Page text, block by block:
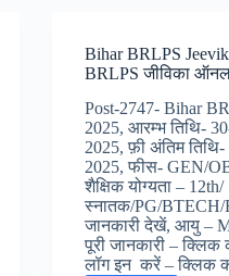
Online
Form
2025:
राजस्थान
पुलिस
सब
इंस्पेक्टर
जॉब
अलर्ट
Bihar BRLPS
BRLPS जीविका
Post-2747- Bihar
2025, आरम्भ तिथि-
2025, फ़ी अंतिम तिथि-
2025, फीस- GEN/
शैक्षिक योग्यता – 12th/
स्नातक/PG/
जानकारी देखें, आयु –
पूरी जानकारी –
लॉग इन करें – क्लिक